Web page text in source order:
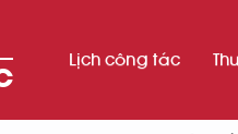
Lịch công tác